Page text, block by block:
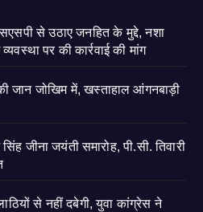
से उठाए जनहित के मुद्दे, नशा
पर की कार्रवाई की मांग
जान जोखिम में, खस्ताहाल आंगनबाड़ी
जीना जयंती समारोह, पी.सी. तिवारी
से नहीं दबेगी, युवा कांग्रेस ने